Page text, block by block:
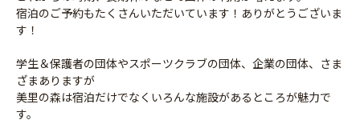
宿泊のご予約もたくさんいただいています！ありがとうございま
す！
学生＆保護者の団体やスポーツクラブの団体、企業の団体、さま
ざまありますが
美里の森は宿泊だけでなくいろんな施設があるところが魅力で
す。